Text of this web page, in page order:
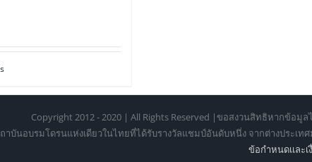
Copyright 2012 - 2020 | All Rights Reserved |ขอสงวนสิทธิหากข้อ
าบันอบรมโดรนแห่งเดียวในไทยที่ได้รับรางวัลแชมป์อันดับหนึ่ง จากต่างประเท
ข้อกำหนดเเละ